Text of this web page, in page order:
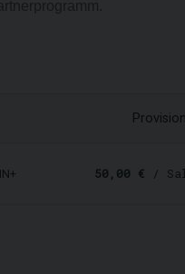
50,00 € /